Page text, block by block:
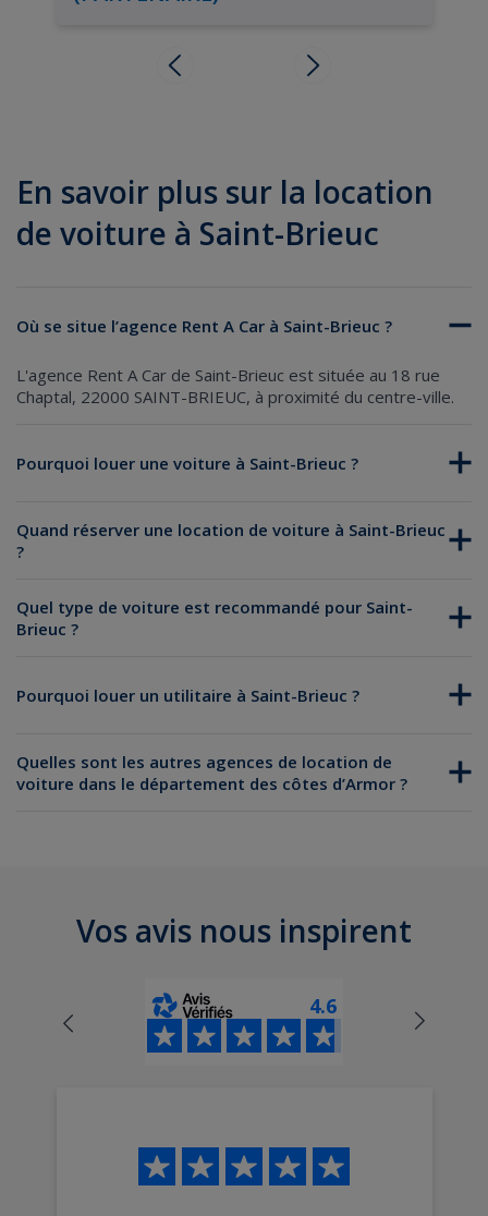
En savoir plus sur la location
de voiture à Saint-Brieuc
Où se situe l’agence Rent A Car à Saint-Brieuc ?
L'agence Rent A Car de Saint-Brieuc est située au 18 rue
Chaptal, 22000 SAINT-BRIEUC, à proximité du centre-ville.
Pourquoi louer une voiture à Saint-Brieuc ?
Quand réserver une location de voiture à Saint-Brieuc
?
Quel type de voiture est recommandé pour Saint-
Brieuc ?
Pourquoi louer un utilitaire à Saint-Brieuc ?
Quelles sont les autres agences de location de
voiture dans le département des côtes d’Armor ?
Vos avis nous inspirent
4.6